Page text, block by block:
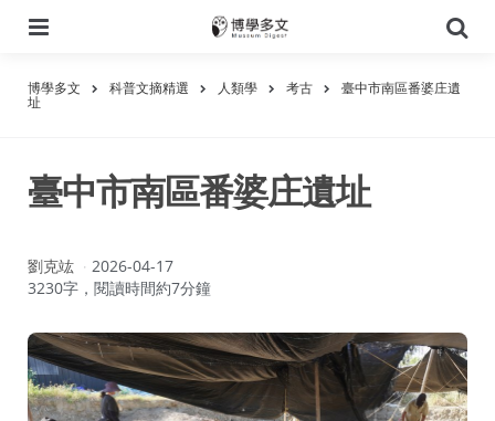
尋
博學多文 科普文摘精選 人類學 考古 臺中市南區番婆庄遺
址
臺中市南區番婆庄遺址
作
者：
劉克竑
2026-04-17
3230字，閱讀時間約7分鐘